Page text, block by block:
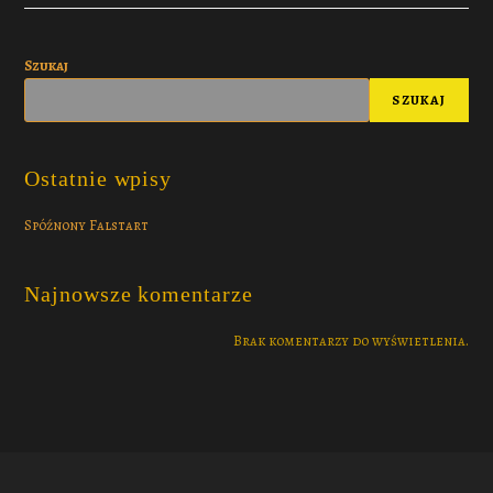
Szukaj
SZUKAJ
Ostatnie wpisy
Spóźnony Falstart
Najnowsze komentarze
Brak komentarzy do wyświetlenia.